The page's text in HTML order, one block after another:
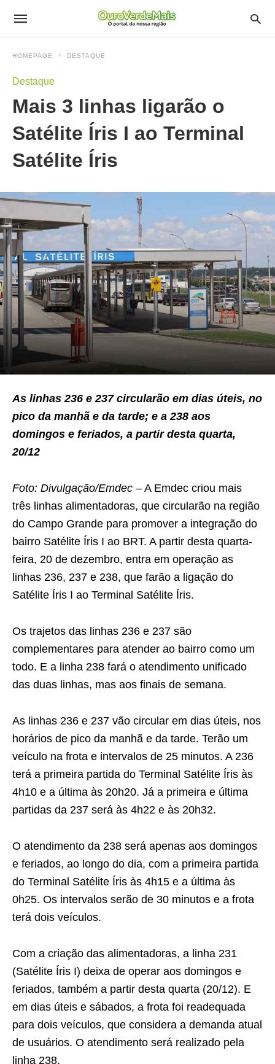
HOMEPAGE DESTAQUE
Destaque
Mais 3 linhas ligarão o
Satélite Íris I ao Terminal
Satélite Íris
As linhas 236 e 237 circularão em dias úteis, no
pico da manhã e da tarde; e a 238 aos
domingos e feriados, a partir desta quarta,
20/12
Foto: Divulgação/Emdec – A Emdec criou mais
três linhas alimentadoras, que circularão na região
do Campo Grande para promover a integração do
bairro Satélite Íris I ao BRT. A partir desta quarta-
feira, 20 de dezembro, entra em operação as
linhas 236, 237 e 238, que farão a ligação do
Satélite Íris I ao Terminal Satélite Íris.
Os trajetos das linhas 236 e 237 são
complementares para atender ao bairro como um
todo. E a linha 238 fará o atendimento unificado
das duas linhas, mas aos finais de semana.
As linhas 236 e 237 vão circular em dias úteis, nos
horários de pico da manhã e da tarde. Terão um
veículo na frota e intervalos de 25 minutos. A 236
terá a primeira partida do Terminal Satélite Íris às
4h10 e a última às 20h20. Já a primeira e última
partidas da 237 será às 4h22 e às 20h32.
O atendimento da 238 será apenas aos domingos
e feriados, ao longo do dia, com a primeira partida
do Terminal Satélite Íris às 4h15 e a última às
0h25. Os intervalos serão de 30 minutos e a frota
terá dois veículos.
Com a criação das alimentadoras, a linha 231
(Satélite Íris I) deixa de operar aos domingos e
feriados, também a partir desta quarta (20/12). E
em dias úteis e sábados, a frota foi readequada
para dois veículos, que considera a demanda atual
de usuários. O atendimento será realizado pela
linha 238.